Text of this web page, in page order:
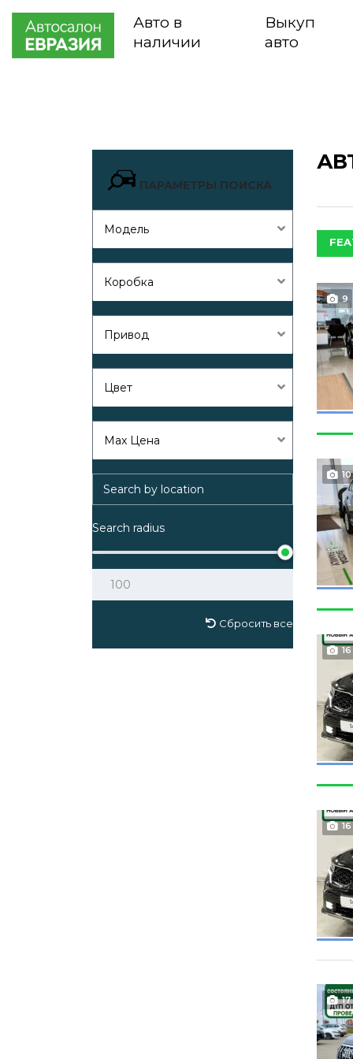
Авто в
наличии
Выкуп
авто
ПАРАМЕТРЫ ПОИСКА
Модель
Коробка
Привод
Цвет
Max Цена
Search radius
Сбросить все
9
10
16
16
17